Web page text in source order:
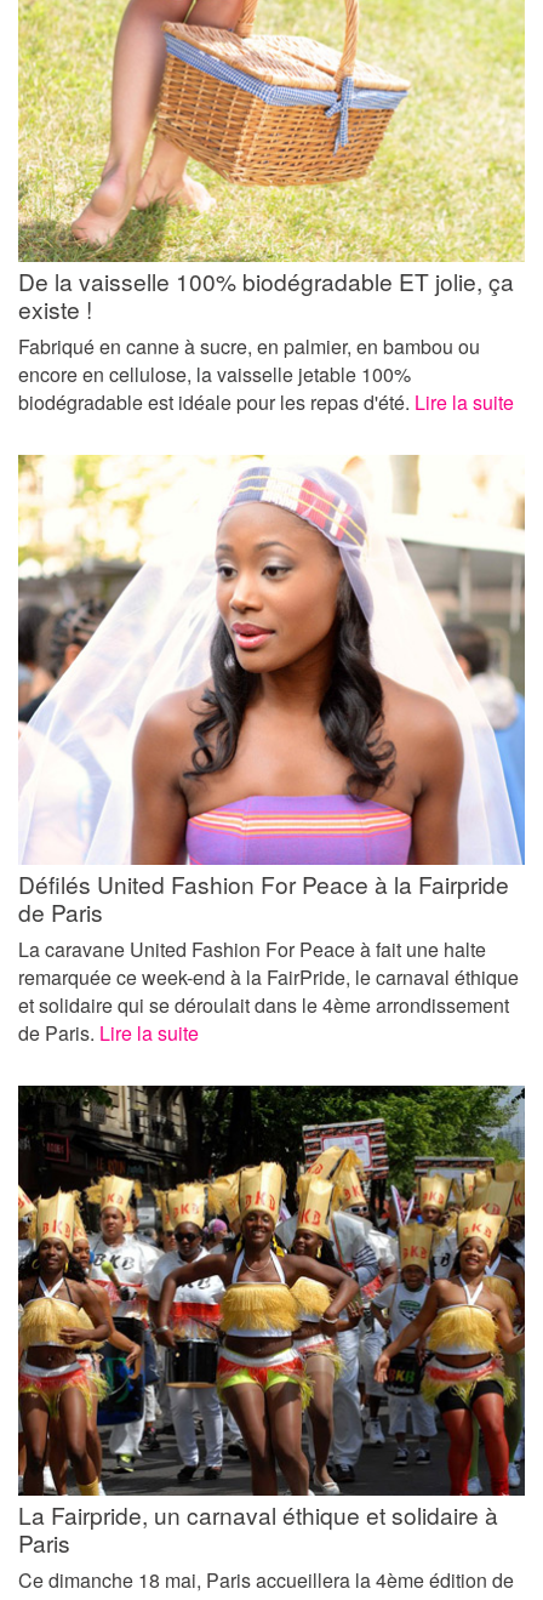
De la vaisselle 100% biodégradable ET jolie, ça
existe !
Fabriqué en canne à sucre, en palmier, en bambou ou
encore en cellulose, la vaisselle jetable 100%
biodégradable est idéale pour les repas d'été. Lire la suite
Défilés United Fashion For Peace à la Fairpride
de Paris
La caravane United Fashion For Peace à fait une halte
remarquée ce week-end à la FairPride, le carnaval éthique
et solidaire qui se déroulait dans le 4ème arrondissement
de Paris. Lire la suite
La Fairpride, un carnaval éthique et solidaire à
Paris
Ce dimanche 18 mai, Paris accueillera la 4ème édition de